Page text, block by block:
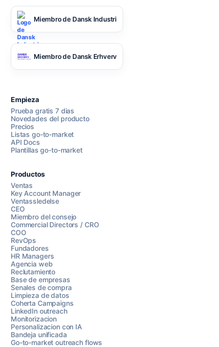
Miembro de Dansk Industri
Miembro de Dansk Erhverv
Empieza
Prueba gratis 7 dias
Novedades del producto
Precios
Listas go-to-market
API Docs
Plantillas go-to-market
Productos
Ventas
Key Account Manager
Ventassledelse
CEO
Miembro del consejo
Commercial Directors / CRO
COO
RevOps
Fundadores
HR Managers
Agencia web
Reclutamiento
Base de empresas
Senales de compra
Limpieza de datos
Coherta Campaigns
LinkedIn outreach
Monitorizacion
Personalizacion con IA
Bandeja unificada
Go-to-market outreach flows